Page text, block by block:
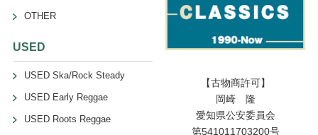
OTHER
USED
USED Ska/Rock Steady
USED Early Reggae
USED Roots Reggae
【古物商許可】
岡崎 隆
愛知県公安委員会
第541011703200号